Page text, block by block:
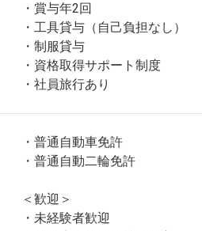
・賞与年2回
・工具貸与（自己負担なし）
・制服貸与
・資格取得サポート制度
・社員旅行あり
・普通自動車免許
・普通自動二輪免許
＜歓迎＞
・未経験者歓迎